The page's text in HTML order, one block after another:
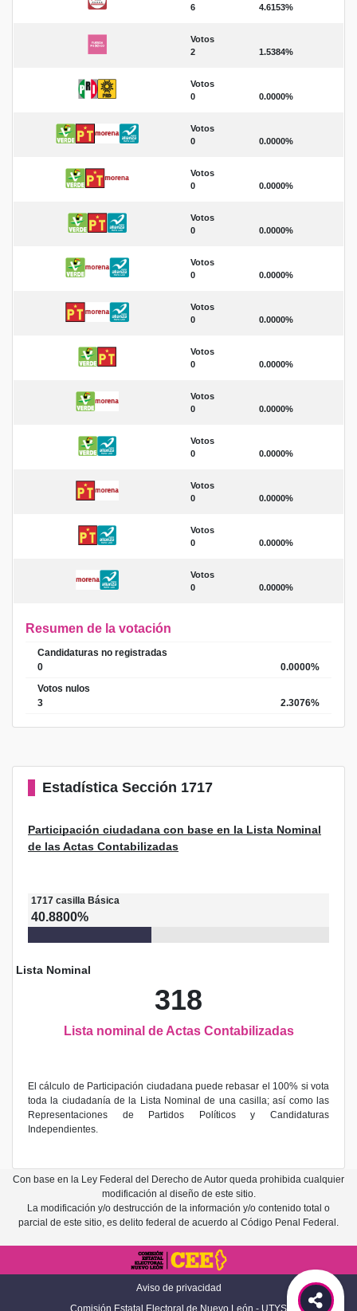
6
4.6153%
Votos
2
1.5384%
Votos
0
0.0000%
Votos
0
0.0000%
Votos
0
0.0000%
Votos
0
0.0000%
Votos
0
0.0000%
Votos
0
0.0000%
Votos
0
0.0000%
Votos
0
0.0000%
Votos
0
0.0000%
Votos
0
0.0000%
Votos
0
0.0000%
Votos
0
0.0000%
Resumen de la votación
Candidaturas no registradas
0
0.0000%
Votos nulos
3
2.3076%
Estadística Sección 1717
Participación ciudadana con base en la Lista Nominal
de las Actas Contabilizadas
1717 casilla Básica
40.8800%
Lista Nominal
318
Lista nominal de Actas Contabilizadas
El cálculo de Participación ciudadana puede rebasar el 100% si vota
toda la ciudadanía de la Lista Nominal de una casilla; así como las
Representaciones de Partidos Políticos y Candidaturas
Independientes.
Con base en la Ley Federal del Derecho de Autor queda prohibida cualquier
modificación al diseño de este sitio.
La modificación y/o destrucción de la información y/o contenido total o
parcial de este sitio, es delito federal de acuerdo al Código Penal Federal.
Aviso de privacidad
Comisión Estatal Electoral de Nuevo León - UTYS